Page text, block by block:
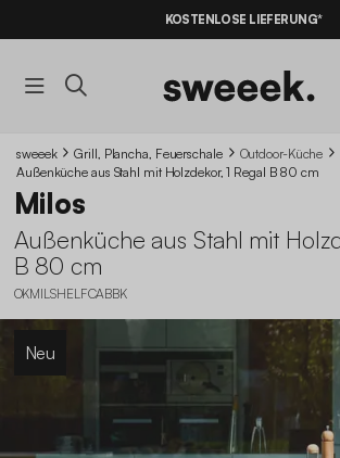
KOSTENLOSE LIEFERUNG*
sweeek Grill, Plancha, Feuerschale
Outdoor-Küche
Außenküche aus Stahl mit Holzdekor, 1 Regal B 80 cm
Milos
Außenküche aus Stahl mit
B 80 cm
OKMILSHELFCABBK
Neu